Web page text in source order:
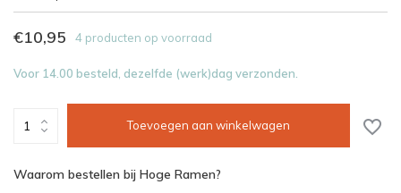
€10,95 4 producten op voorraad
Voor 14.00 besteld, dezelfde (werk)dag verzonden.
Toevoegen aan winkelwagen
Waarom bestellen bij Hoge Ramen?